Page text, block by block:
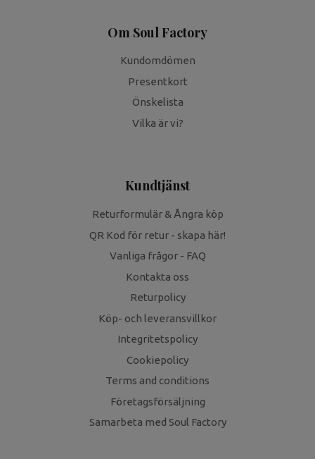
Om Soul Factory
Kundomdömen
Presentkort
Önskelista
Vilka är vi?
Kundtjänst
Returformulär & Ångra köp
QR Kod för retur - skapa här!
Vanliga frågor - FAQ
Kontakta oss
Returpolicy
Köp- och leveransvillkor
Integritetspolicy
Cookiepolicy
Terms and conditions
Företagsförsäljning
Samarbeta med Soul Factory